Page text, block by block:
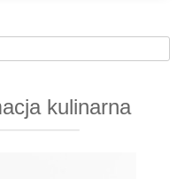
kulinarna